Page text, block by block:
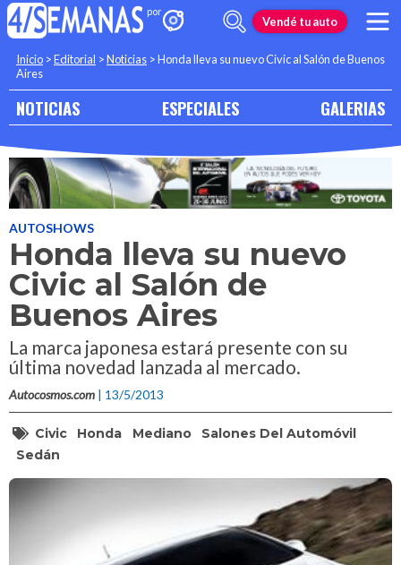
Vendé tu auto
Inicio >Editorial >Noticias >Honda lleva su nuevo Civic al Salón de Buenos
Aires
NOTICIAS ESPECIALES GALERIAS
AUTOSHOWS
Honda lleva su nuevo
Civic al Salón de
Buenos Aires
La marca japonesa estará presente con su
última novedad lanzada al mercado.
Autocosmos.com | 13/5/2013
Civic Honda Mediano
Salones Del Automóvil
Sedán